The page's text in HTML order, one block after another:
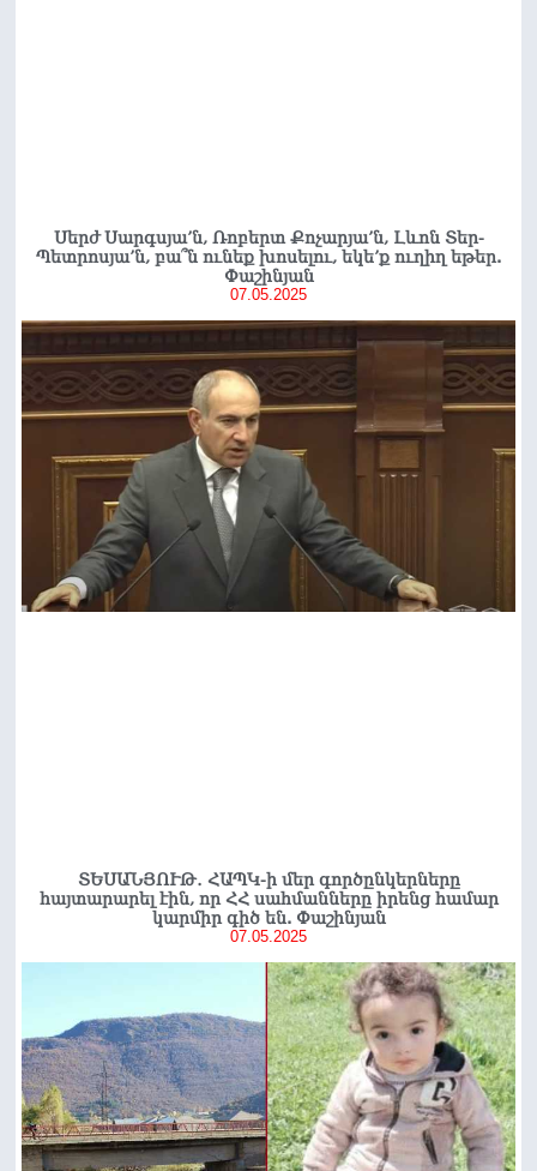
Սերժ Սարգսյա’ն, Ռոբերտ Քոչարյա’ն, Լևոն Տեր-
Պետրոսյա’ն, բա՞ն ունեք խոսելու, եկե’ք ուղիղ եթեր.
Փաշինյան
07.05.2025
ՏԵՍԱՆՅՈՒԹ․ ՀԱՊԿ-ի մեր գործընկերները
հայտարարել էին, որ ՀՀ սահմանները իրենց համար
կարմիր գիծ են. Փաշինյան
07.05.2025